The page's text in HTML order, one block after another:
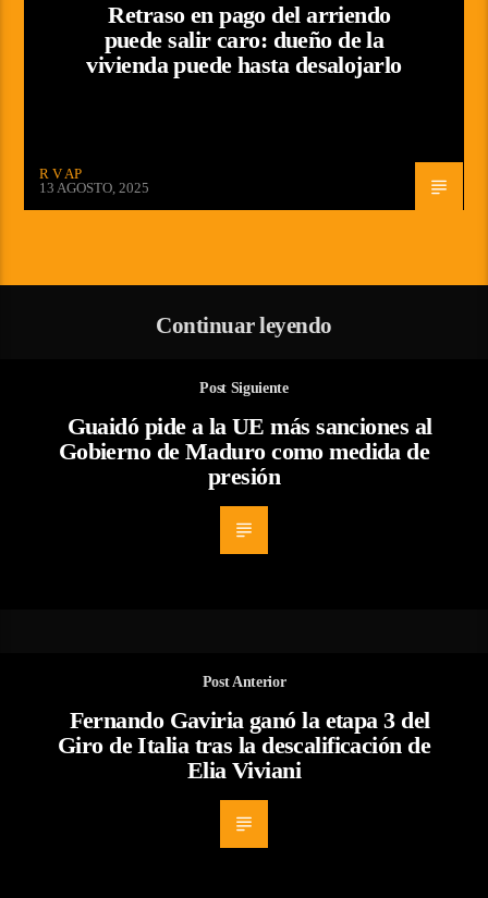
Retraso en pago del arriendo
puede salir caro: dueño de la
vivienda puede hasta desalojarlo
R V AP
13 AGOSTO, 2025
Continuar leyendo
Post Siguiente
Guaidó pide a la UE más sanciones al
Gobierno de Maduro como medida de
presión
Post Anterior
Fernando Gaviria ganó la etapa 3 del
Giro de Italia tras la descalificación de
Elia Viviani